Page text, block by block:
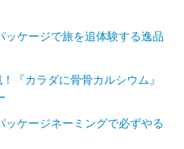
ケージで旅を追体験する逸品
『カラダに骨骨カルシウム』
ケージネーミングで必ずやる